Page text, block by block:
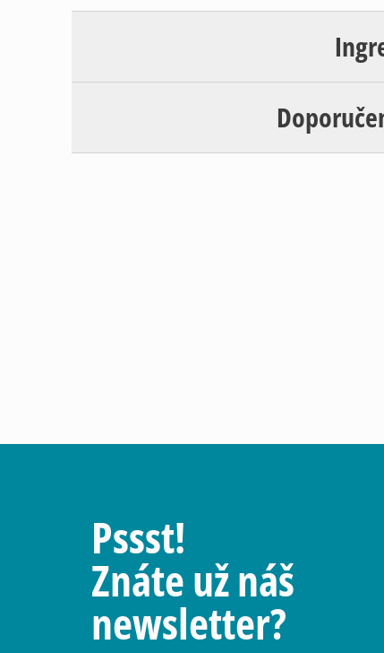
Pssst!
Znáte už náš
newsletter?